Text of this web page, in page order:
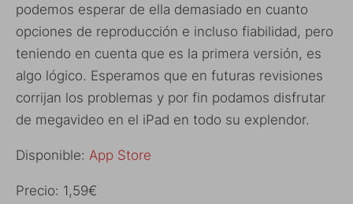
podemos esperar de ella demasiado en cuanto
opciones de reproducción e incluso fiabilidad, pero
teniendo en cuenta que es la primera versión, es
algo lógico. Esperamos que en futuras revisiones
corrijan los problemas y por fin podamos disfrutar
de megavideo en el iPad en todo su explendor.
Disponible: App Store
Precio: 1,59€